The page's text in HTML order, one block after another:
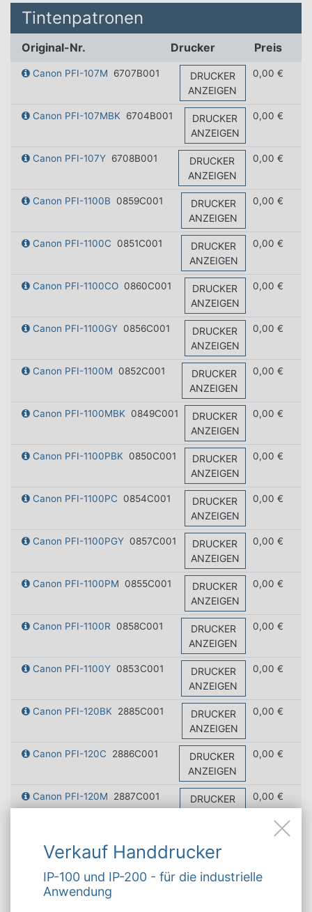
Tintenpatronen
Original-Nr. Drucker Preis
Canon PFI-107M 6707B001
DRUCKER
ANZEIGEN
0,00 €
Canon PFI-107MBK 6704B001
DRUCKER
ANZEIGEN
0,00 €
Canon PFI-107Y 6708B001
DRUCKER
ANZEIGEN
0,00 €
Canon PFI-1100B 0859C001
DRUCKER
ANZEIGEN
0,00 €
Canon PFI-1100C 0851C001
DRUCKER
ANZEIGEN
0,00 €
Canon PFI-1100CO 0860C001
DRUCKER
ANZEIGEN
0,00 €
Canon PFI-1100GY 0856C001
DRUCKER
ANZEIGEN
0,00 €
Canon PFI-1100M 0852C001
DRUCKER
ANZEIGEN
0,00 €
Canon PFI-1100MBK 0849C001
DRUCKER
ANZEIGEN
0,00 €
Canon PFI-1100PBK 0850C001
DRUCKER
ANZEIGEN
0,00 €
Canon PFI-1100PC 0854C001
DRUCKER
ANZEIGEN
0,00 €
Canon PFI-1100PGY 0857C001
DRUCKER
ANZEIGEN
0,00 €
Canon PFI-1100PM 0855C001
DRUCKER
ANZEIGEN
0,00 €
Canon PFI-1100R 0858C001
DRUCKER
ANZEIGEN
0,00 €
Canon PFI-1100Y 0853C001
DRUCKER
ANZEIGEN
0,00 €
Canon PFI-120BK 2885C001
DRUCKER
ANZEIGEN
0,00 €
Canon PFI-120C 2886C001
DRUCKER
ANZEIGEN
0,00 €
Canon PFI-120M 2887C001
DRUCKER
0,00 €
ANZEIGEN
0,00 €
Canon PFI-120Y 2888C001
DRUCKER
0,00 €
Verkauf Handdrucker
IP-100 und IP-200 - für die industrielle
Anwendung